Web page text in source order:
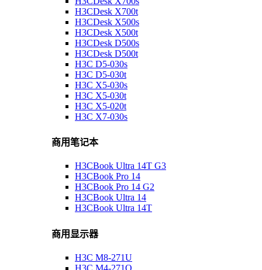
H3CDesk X700t
H3CDesk X500s
H3CDesk X500t
H3CDesk D500s
H3CDesk D500t
H3C D5-030s
H3C D5-030t
H3C X5-030s
H3C X5-030t
H3C X5-020t
H3C X7-030s
商用笔记本
H3CBook Ultra 14T G3
H3CBook Pro 14
H3CBook Pro 14 G2
H3CBook Ultra 14
H3CBook Ultra 14T
商用显示器
H3C M8-271U
H3C M4-271Q